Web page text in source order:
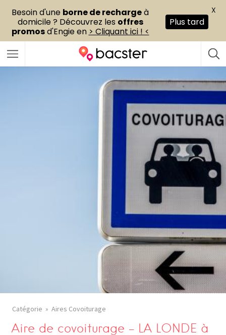
Catégorie Aires Covoiturage
Aire de covoiturage – LA LONDE à
Besoin d'une borne de rechargeà
domicile ? Découvrez les offres
promosd'Engie en > Cliquant ici ! <
Plus tard
X